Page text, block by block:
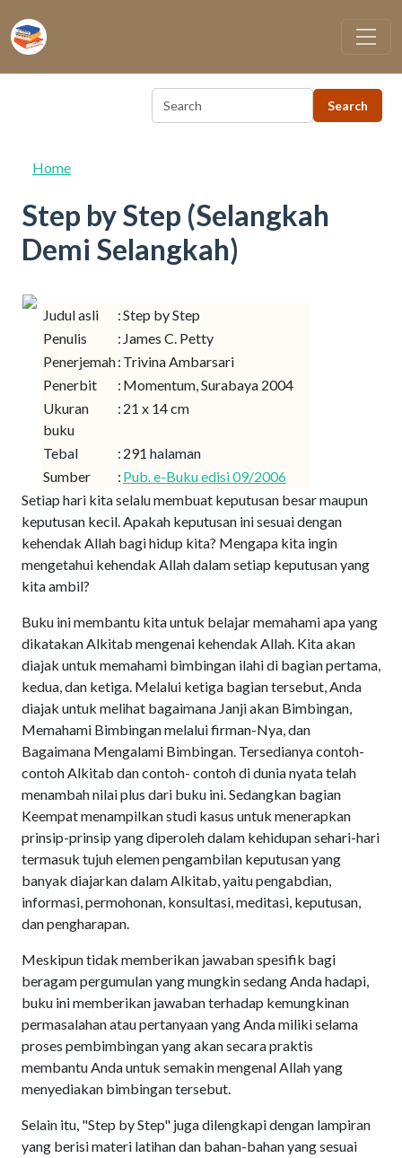
Home
Step by Step (Selangkah
Demi Selangkah)
Judul asli :Step by Step
Penulis
: James C. Petty
Penerjemah: Trivina Ambarsari
Penerbit
: Momentum, Surabaya 2004
Ukuran
buku
: 21 x 14 cm
Tebal : 291 halaman
Sumber
: Pub. e-Buku edisi 09/2006
Setiap hari kita selalu membuat keputusan besar maupun
keputusan kecil. Apakah keputusan ini sesuai dengan
kehendak Allah bagi hidup kita? Mengapa kita ingin
mengetahui kehendak Allah dalam setiap keputusan yang
kita ambil?
Buku ini membantu kita untuk belajar memahami apa yang
dikatakan Alkitab mengenai kehendak Allah. Kita akan
diajak untuk memahami bimbingan ilahi di bagian pertama,
kedua, dan ketiga. Melalui ketiga bagian tersebut, Anda
diajak untuk melihat bagaimana Janji akan Bimbingan,
Memahami Bimbingan melalui firman-Nya, dan
Bagaimana Mengalami Bimbingan. Tersedianya contoh-
contoh Alkitab dan contoh- contoh di dunia nyata telah
menambah nilai plus dari buku ini. Sedangkan bagian
Keempat menampilkan studi kasus untuk menerapkan
prinsip-prinsip yang diperoleh dalam kehidupan sehari-hari
termasuk tujuh elemen pengambilan keputusan yang
banyak diajarkan dalam Alkitab, yaitu pengabdian,
informasi, permohonan, konsultasi, meditasi, keputusan,
dan pengharapan.
Meskipun tidak memberikan jawaban spesifik bagi
beragam pergumulan yang mungkin sedang Anda hadapi,
buku ini memberikan jawaban terhadap kemungkinan
permasalahan atau pertanyaan yang Anda miliki selama
proses pembimbingan yang akan secara praktis
membantu Anda untuk semakin mengenal Allah yang
menyediakan bimbingan tersebut.
Selain itu, "Step by Step" juga dilengkapi dengan lampiran
yang berisi materi latihan dan bahan-bahan yang sesuai